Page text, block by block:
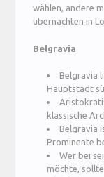
wählen, andere
übernachten in
Belgravia
Belgravia
Hauptstadt
klassische
Belgravia
Prominente
Wer bei
möchte,